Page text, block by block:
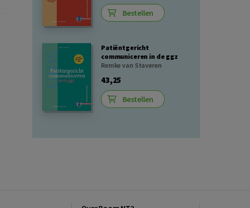
Bestellen
Patiëntgericht
communiceren in de ggz
Remke van Staveren
43,25
Bestellen